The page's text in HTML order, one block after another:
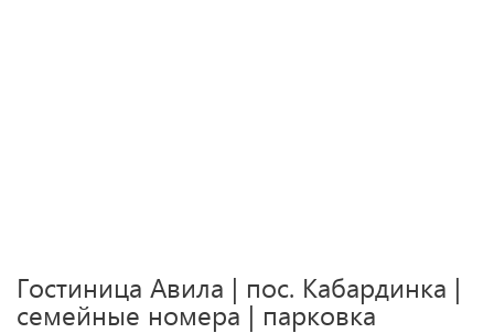
Гостиница Авила | пос. Кабардинка |
cемейные номера | парковка